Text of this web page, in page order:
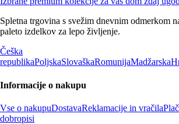
Spletna trgovina s svežim dnevnim odmerkom
paleto izdelkov za lepo življenje.
Češka
republikaPoljskaSlovaškaRomunijaMadžarska
Informacije o nakupu
Vse o nakupuDostavaReklamacije in vračila
dobropisi